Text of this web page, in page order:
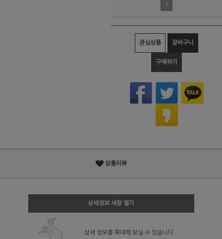
?
관심상품 장바구니
구매하기
상품리뷰
상세정보 새창 열기
상세 정보를 확대해 보실 수 있습니다.